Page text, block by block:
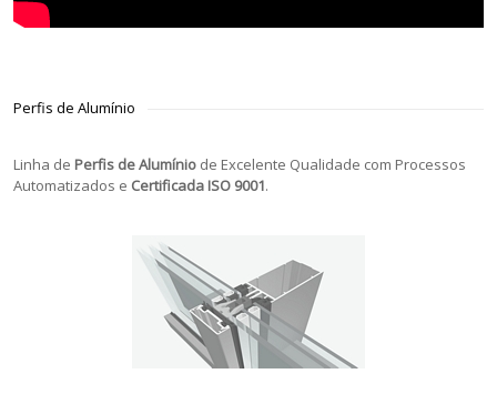
Perfis de Alumínio
Linha de Perfis de Alumínio de Excelente Qualidade com Processos
Automatizados e Certificada ISO 9001.